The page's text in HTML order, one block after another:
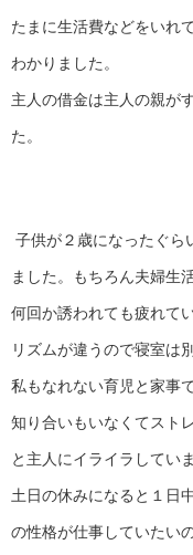
たまに生活費などをいれ
わかりました。
主人の借金は主人の親が
た。
子供が２歳になったぐら
ました。もちろん夫婦生
何回か誘われても疲れて
リズムが違うので寝室は
私もなれない育児と家事
知り合いもいなくてスト
と主人にイライラしてい
土日の休みになると１日
の性格が仕事していたい